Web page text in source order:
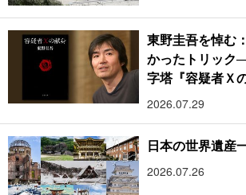
東野圭吾を悼む
かったトリック
字塔『容疑者Ｘ
2026.07.29
日本の世界遺産
2026.07.26